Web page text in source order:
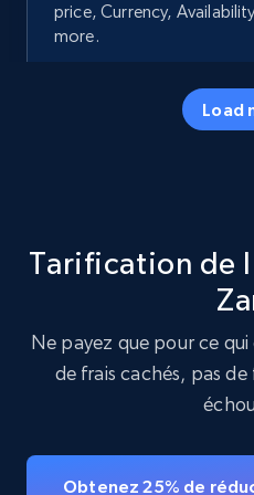
price, Currency,
more.
5.7K+
Title, Seller name, Brand,
price, Currency,
35.2K+ 5.7K+
Amazon products -
Load
Tarification de
Ne payez que pour ce qui
de frais cachés, pas de
Obtenez 25% de